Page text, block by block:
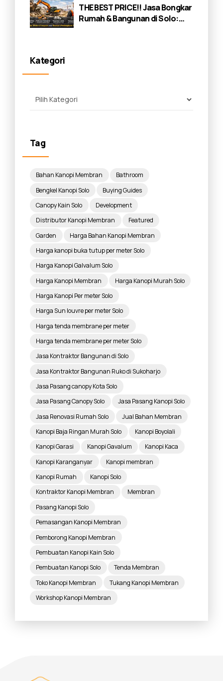
THE BEST PRICE!! Jasa Bongkar
Rumah & Bangunan di Solo:
Kategori
Tag
Bahan Kanopi Membran
Bathroom
Bengkel Kanopi Solo
Buying Guides
Canopy Kain Solo
Development
Distributor Kanopi Membran
Featured
Garden
Harga Bahan Kanopi Membran
Harga kanopi buka tutup per meter Solo
Harga Kanopi Galvalum Solo
Harga Kanopi Membran
Harga Kanopi Murah Solo
Harga Kanopi Per meter Solo
Harga Sun louvre per meter Solo
Harga tenda membrane per meter
Harga tenda membrane per meter Solo
Jasa Kontraktor Bangunan di Solo
Jasa Kontraktor Bangunan Ruko di Sukoharjo
Jasa Pasang canopy Kota Solo
Jasa Pasang Canopy Solo
Jasa Pasang Kanopi Solo
Jasa Renovasi Rumah Solo
Jual Bahan Membran
Kanopi Baja Ringan Murah Solo
Kanopi Boyolali
Kanopi Garasi
Kanopi Gavalum
Kanopi Kaca
Kanopi Karanganyar
Kanopi membran
Kanopi Rumah
Kanopi Solo
Kontraktor Kanopi Membran
Membran
Pasang Kanopi Solo
Pemasangan Kanopi Membran
Pemborong Kanopi Membran
Pembuatan Kanopi Kain Solo
Pembuatan Kanopi Solo
Tenda Membran
Toko Kanopi Membran
Tukang Kanopi Membran
Workshop Kanopi Membran